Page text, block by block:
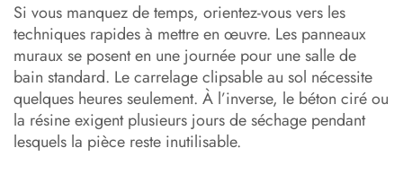
Si vous manquez de temps, orientez-vous vers les
techniques rapides à mettre en œuvre. Les panneaux
muraux se posent en une journée pour une salle de
bain standard. Le carrelage clipsable au sol nécessite
quelques heures seulement. À l’inverse, le béton ciré ou
la résine exigent plusieurs jours de séchage pendant
lesquels la pièce reste inutilisable.